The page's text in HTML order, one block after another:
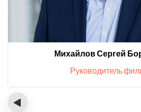
Михайлов Сергей
Руководитель
‹